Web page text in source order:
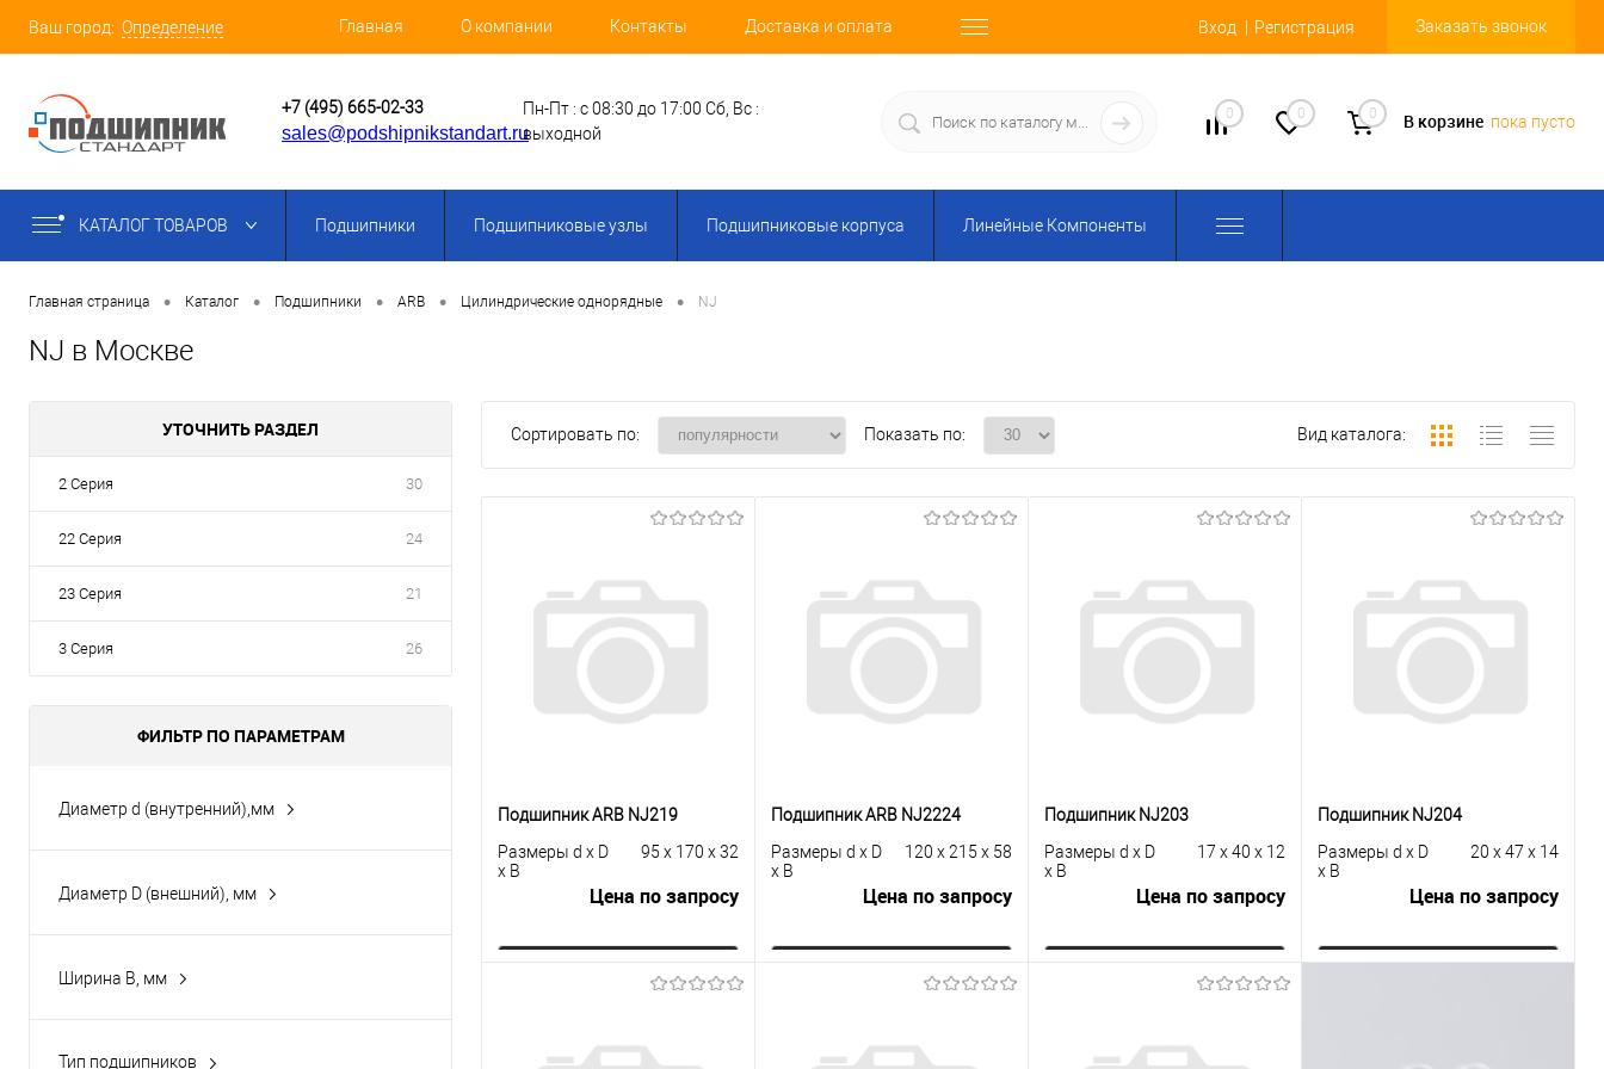
Ваш город: Определение Главная О компании Контакты Доставка и оплата Вход Регистрация Заказать звонок
+7 (495) 665-02-33
sales@podshipnikstandart.ru
Пн-Пт : с 08:30 до 17:00 Сб, Вс :
выходной
0 0 0 В корзине пока пусто
КАТАЛОГ ТОВАРОВ Подшипники Подшипниковые узлы Подшипниковые корпуса Линейные Компоненты
Главная страница • Каталог • Подшипники • ARB • Цилиндрические однорядные • NJ
NJ в Москве
УТОЧНИТЬ РАЗДЕЛ
2 Серия 30
22 Серия 24
23 Серия 21
3 Серия 26
ФИЛЬТР ПО ПАРАМЕТРАМ
Диаметр d (внутренний),мм
25
Диаметр D (внешний), мм
Ширина B, мм
Тип подшипников
Сортировать по: Показать по: Вид каталога:
Подшипник ARB NJ219
Размеры d x D
x B
95 x 170 x 32
Цена по запросу
Запросить цену
Купить в 1
Подшипник ARB NJ2224
Размеры d x D
x B
120 x 215 x 58
Цена по запросу
Запросить цену
Купить в 1
Подшипник NJ203
Размеры d x D
x B
17 x 40 x 12
Цена по запросу
Запросить цену
Купить в 1
Подшипник NJ204
Размеры d x D
x B
20 x 47 x 14
Цена по запросу